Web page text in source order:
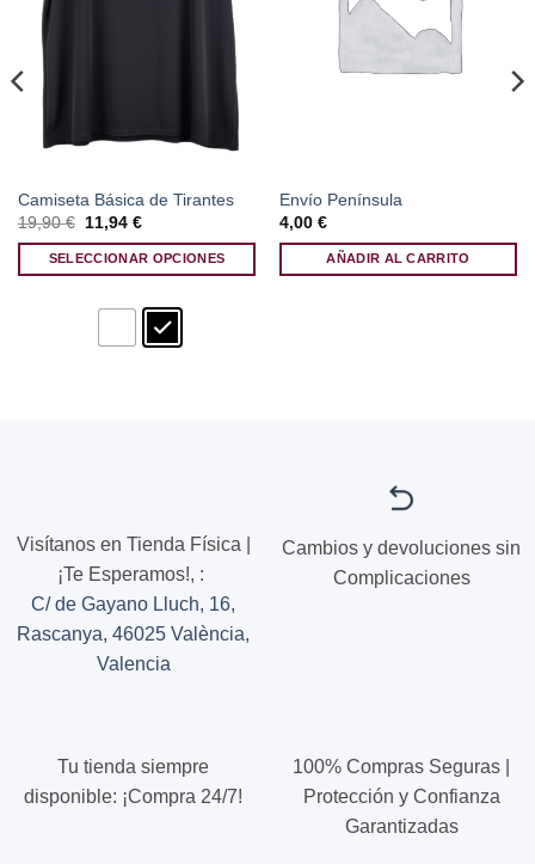
Camiseta Básica de Tirantes
19,90€
El
precio
original
era:
11,94 €El
actual
es:
SELECCIONAR OPCIONES
en
página
de
producto
Envío Península
4,00 €
AÑADIR AL CARRITO
Visítanos en Tienda Física |
¡Te Esperamos!, :
C/ de Gayano Lluch, 16,
Rascanya, 46025 València,
Valencia
Cambios y devoluciones sin
Complicaciones
Tu tienda siempre
disponible: ¡Compra 24/7!
100% Compras Seguras |
Protección y Confianza
Garantizadas